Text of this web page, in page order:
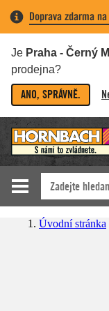
Doprava zdarma
Je Praha - Černý
prodejna?
ANO, SPRÁVNĚ.
Úvodní stránka